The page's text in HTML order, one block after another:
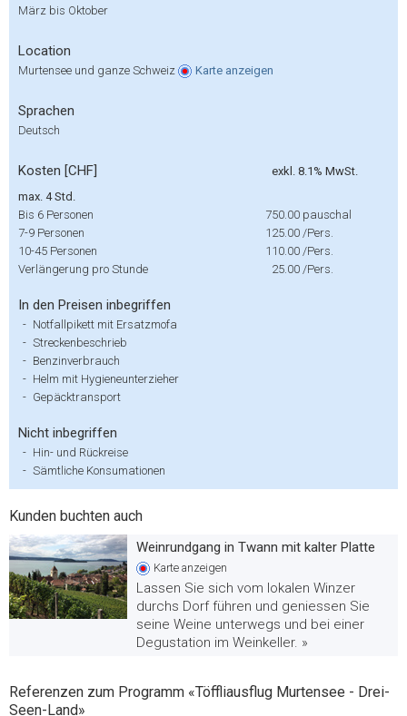
März bis Oktober
Location
Murtensee und ganze Schweiz Karte anzeigen
Sprachen
Deutsch
Kosten [CHF]
exkl. 8.1% MwSt.
max. 4 Std.
Bis 6 Personen
750.00 pauschal
7-9 Personen
125.00 /Pers.
10-45 Personen
110.00 /Pers.
Verlängerung pro Stunde
25.00 /Pers.
In den Preisen inbegriffen
- Notfallpikett mit Ersatzmofa
- Streckenbeschrieb
- Benzinverbrauch
- Helm mit Hygieneunterzieher
- Gepäcktransport
Nicht inbegriffen
- Hin- und Rückreise
- Sämtliche Konsumationen
Kunden buchten auch
Weinrundgang in Twann mit kalter Platte
Karte anzeigen
Lassen Sie sich vom lokalen Winzer
durchs Dorf führen und geniessen Sie
seine Weine unterwegs und bei einer
Degustation im Weinkeller. »
Referenzen zum Programm «Töffliausflug Murtensee - Drei-
Seen-Land»